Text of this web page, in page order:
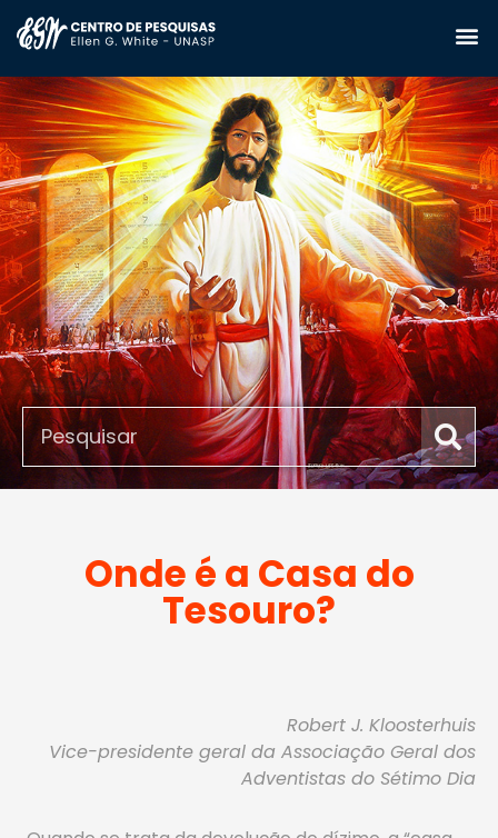
Onde é a Casa do
Tesouro?
Robert J. Kloosterhuis
Vice-presidente geral da Associação Geral dos
Adventistas do Sétimo Dia